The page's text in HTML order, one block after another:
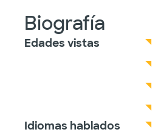
Biografía
Edades vistas
Idiomas hablados